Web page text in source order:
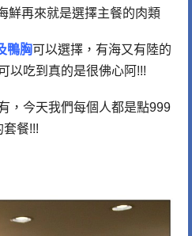
鮮再來就是選擇主餐的肉類
鴨胸可以選擇，有海又有陸的
以吃到真的是很佛心阿!!!
，今天我們每個人都是點999
套餐!!!